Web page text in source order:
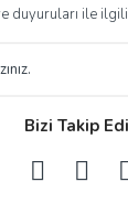
duyuruları ile
Bizi Takip